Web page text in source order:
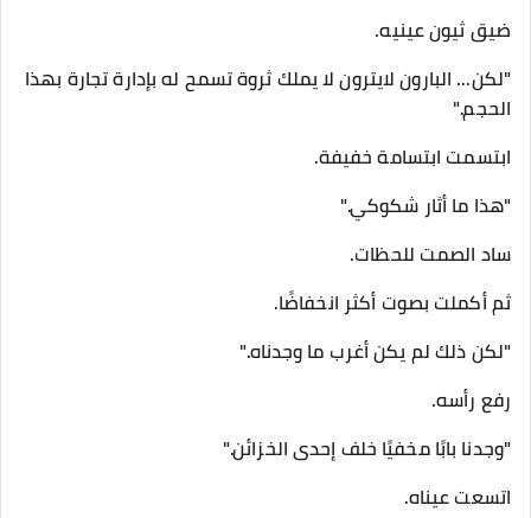
ضيق ثيون عينيه.
"لكن... البارون لايترون لا يملك ثروة تسمح له بإدارة تجارة بهذا
الحجم."
ابتسمت ابتسامة خفيفة.
"هذا ما أثار شكوكي."
ساد الصمت للحظات.
ثم أكملت بصوت أكثر انخفاضًا.
"لكن ذلك لم يكن أغرب ما وجدناه."
رفع رأسه.
"وجدنا بابًا مخفيًا خلف إحدى الخزائن."
اتسعت عيناه.